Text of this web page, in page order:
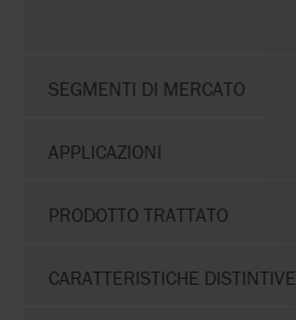
SEGMENTI DI MERCATO
APPLICAZIONI
PRODOTTO TRATTATO
CARATTERISTICHE DISTINTIVE